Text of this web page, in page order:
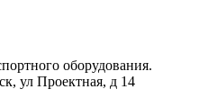
оборудования.
ул Проектная, д 14